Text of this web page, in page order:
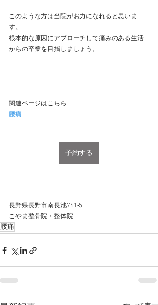
このような方は当院がお力になれると思いま
す。
根本的な原因にアプローチして痛みのある生活
からの卒業を目指しましょう。
関連ページはこちら
腰痛
予約する
長野県長野市南長池761‐5
こやま整骨院・整体院
腰痛